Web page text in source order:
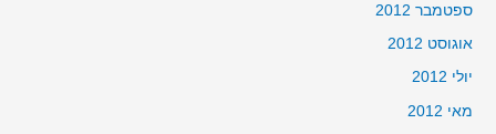
ספטמבר 2012
אוגוסט 2012
יולי 2012
מאי 2012